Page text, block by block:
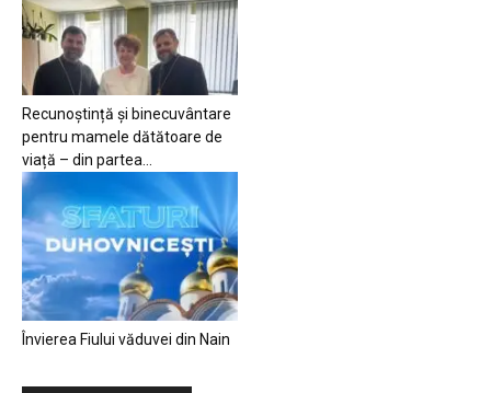
Recunoștință și binecuvântare
pentru mamele dătătoare de
viață – din partea...
Învierea Fiului văduvei din Nain